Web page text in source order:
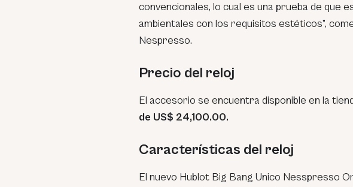
convencionales, lo cual es una prueba de que
ambientales con los requisitos estéticos”,
Nespresso.
Precio del reloj
El accesorio se encuentra disponible en la
de US$ 24,100.00.
Características del reloj
El nuevo Hublot Big Bang Unico Nesspresso